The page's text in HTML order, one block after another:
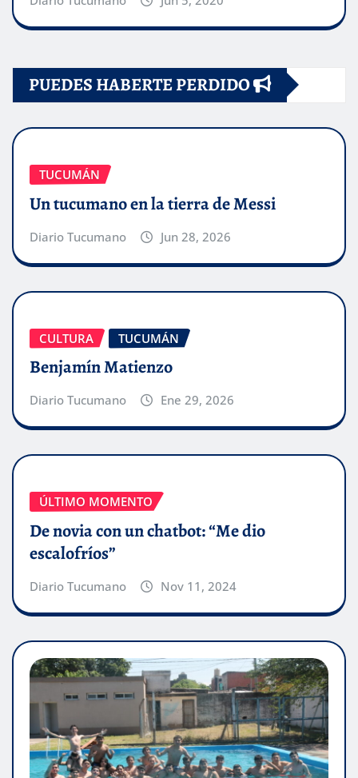
PUEDES HABERTE PERDIDO
TUCUMÁN
Un tucumano en la tierra de Messi
Diario Tucumano Jun 28, 2026
CULTURA TUCUMÁN
Benjamín Matienzo
Diario Tucumano Ene 29, 2026
ÚLTIMO MOMENTO
De novia con un chatbot: “Me dio
escalofríos”
Diario Tucumano Nov 11, 2024